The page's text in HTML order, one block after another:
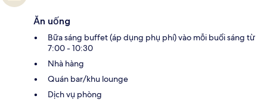
Ăn uống
Bữa sáng buffet (áp dụng phụ phí) vào mỗi buổi sáng từ
7:00 - 10:30
Nhà hàng
Quán bar/khu lounge
Dịch vụ phòng